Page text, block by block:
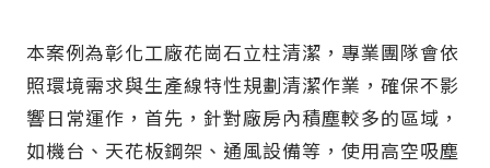
本案例為彰化工廠花崗石立柱清潔，專業團隊會依
照環境需求與生產線特性規劃清潔作業，確保不影
響日常運作，首先，針對廠房內積塵較多的區域，
如機台、天花板鋼架、通風設備等，使用高空吸塵